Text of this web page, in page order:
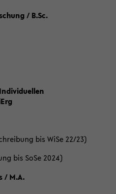
/ B.Sc.
bis WiSe 22/23)
bis SoSe 2024)
/ M.A.